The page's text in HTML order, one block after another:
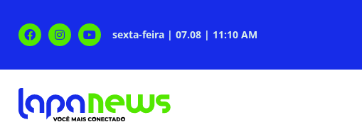
sexta-feira | 07.08 | 11:10 AM